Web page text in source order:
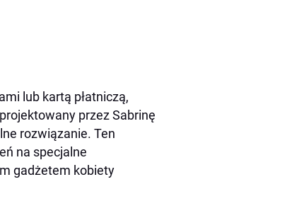
lub kartą płatniczą,
przez Sabrinę
rozwiązanie. Ten
na specjalne
gadżetem kobiety